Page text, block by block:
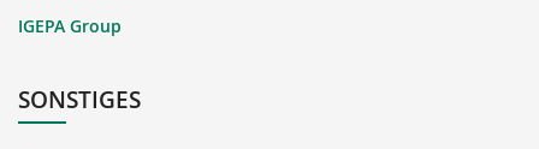
IGEPA Group
SONSTIGES